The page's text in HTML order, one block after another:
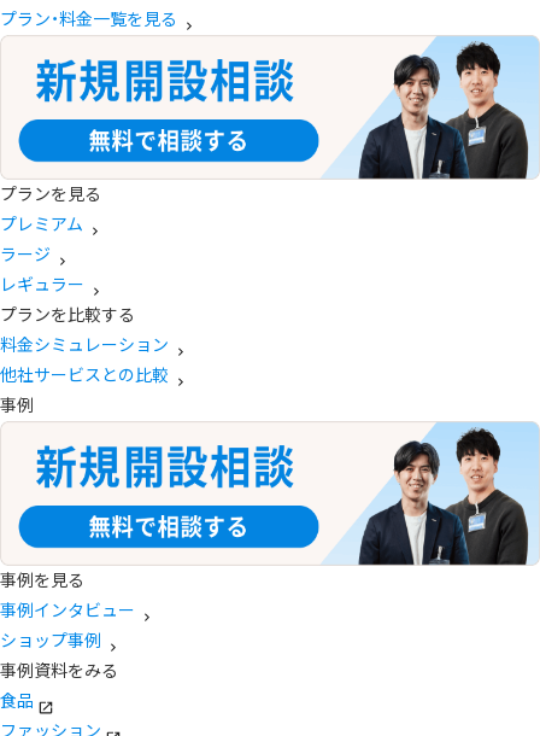
プラン・料金一覧を見る
プランを見る
プレミアム
ラージ
レギュラー
プランを比較する
料金シミュレーション
他社サービスとの比較
事例
事例を見る
事例インタビュー
ショップ事例
事例資料をみる
食品
ファッション